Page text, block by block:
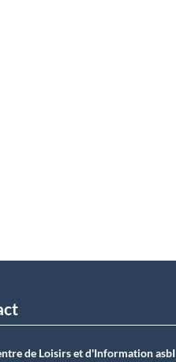
de Loisirs et d'Information asbI